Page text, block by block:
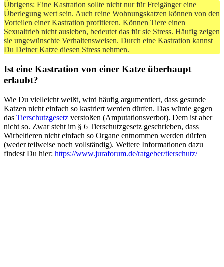
Übrigens: Eine Kastration sollte nicht nur für Freigänger eine
Überlegung wert sein. Auch reine Wohnungskatzen können von den
Vorteilen einer Kastration profitieren. Können Tiere einen
Sexualtrieb nicht ausleben, bedeutet das für sie Stress. Häufig zeigen
sie ungewünschte Verhaltensweisen. Durch eine Kastration kannst
Du Deiner Katze diesen Stress nehmen.
Ist eine Kastration von einer Katze überhaupt
erlaubt?
Wie Du vielleicht weißt, wird häufig argumentiert, dass gesunde
Katzen nicht einfach so kastriert werden dürfen. Das würde gegen
das Tierschutzgesetz verstoßen (Amputationsverbot). Dem ist aber
nicht so. Zwar steht im § 6 Tierschutzgesetz geschrieben, dass
Wirbeltieren nicht einfach so Organe entnommen werden dürfen
(weder teilweise noch vollständig). Weitere Informationen dazu
findest Du hier: https://www.juraforum.de/ratgeber/tierschutz/